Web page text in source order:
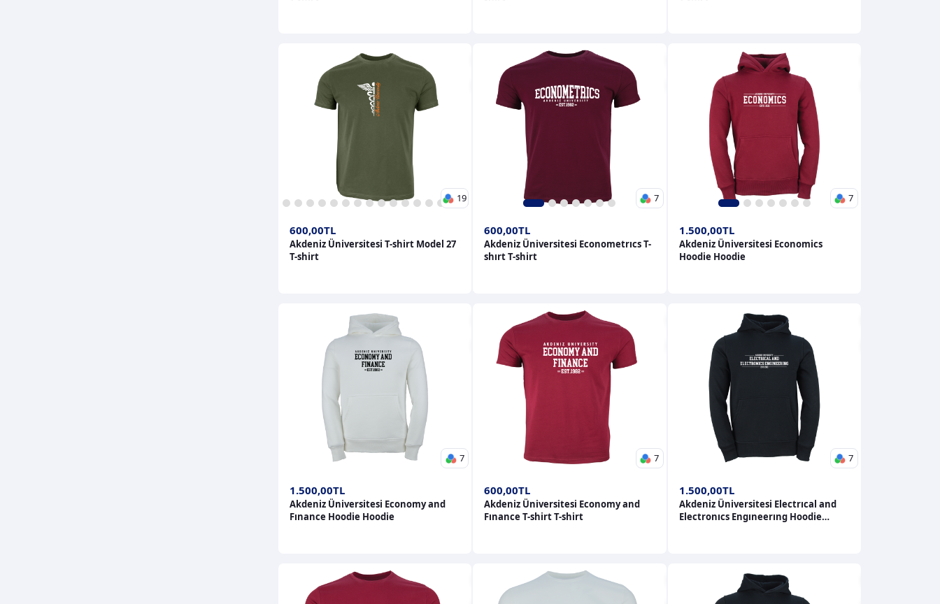
2 3 4 5 6 7 8 9 1011 12 13 14 151617
19
600,00TL
Akdeniz Üniversitesi T-shirt Model 27
T-shirt
1 2 3 4 5 6 7
7
600,00TL
Akdeniz Üniversitesi Econometrıcs T-
shırt T-shirt
1 2 3 4 5 6 7
7
1.500,00TL
Akdeniz Üniversitesi Economics
Hoodie Hoodie
7
1.500,00TL
Akdeniz Üniversitesi Economy and
Fınance Hoodie Hoodie
7
600,00TL
Akdeniz Üniversitesi Economy and
Fınance T-shirt T-shirt
7
1.500,00TL
Akdeniz Üniversitesi Electrıcal and
Electronıcs Engıneerıng Hoodie